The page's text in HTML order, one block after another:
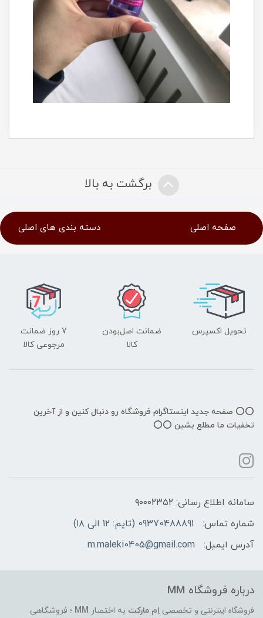
برگشت به بالا
صفحه اصلی دسته بندی های اصلی
تحویل اکسپرس
ضمانت اصل‌بودن
کالا
7 روز ضمانت
مرجوعی کالا
⭕️⭕️ صفحه جدید اینستاگرام فروشگاه رو دنبال کنین و از آخرین
تخفیات ما مطلع بشین ⭕️⭕️
سامانه اطلاع رسانی: ۹۰۰۰۲۳۵۲
شماره تماس:
09370488891 (تایم: 12 الی ۱۸)
آدرس ایمیل:
m.maleki0405@gmail.com
درباره فروشگاه MM
فروشگاه اینترنتی و تخصصی اِم مارکت به اختصار MM ؛ فروشگاهی